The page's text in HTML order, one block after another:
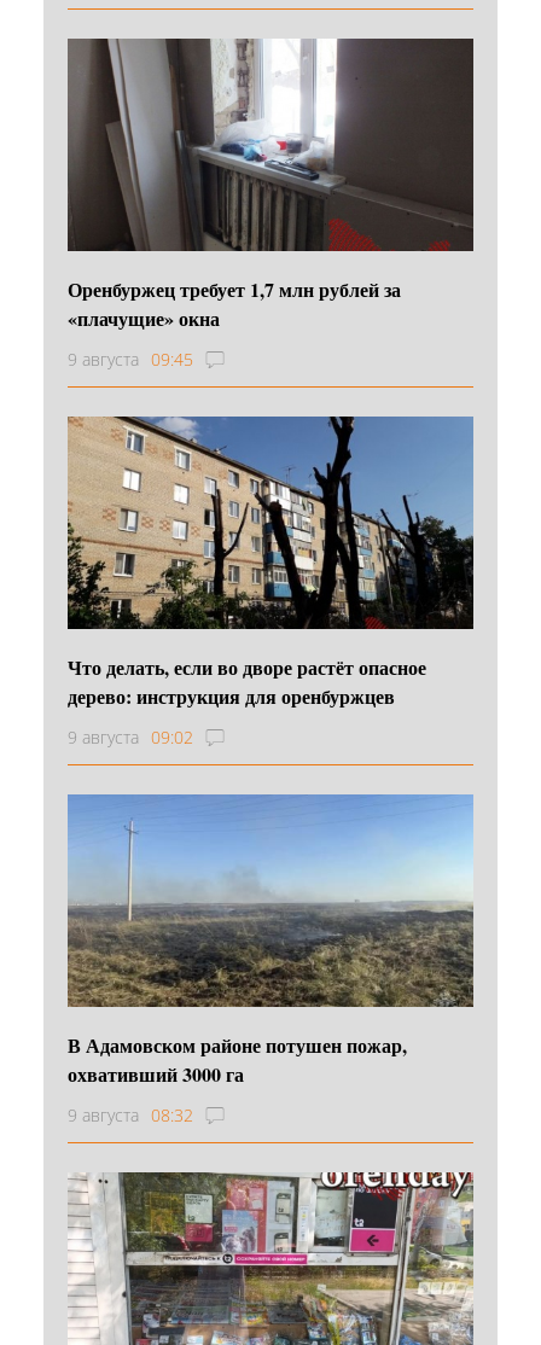
Оренбуржец требует 1,7 млн рублей за
«плачущие» окна
9 августа 09:45
Что делать, если во дворе растёт опасное
дерево: инструкция для оренбуржцев
9 августа 09:02
В Адамовском районе потушен пожар,
охвативший 3000 га
9 августа 08:32